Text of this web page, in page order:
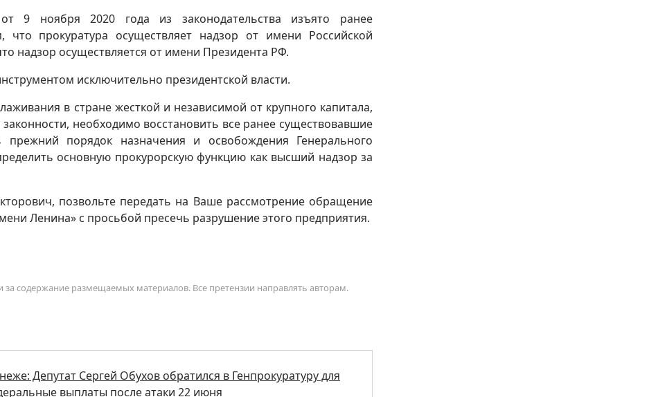
9 ноября 2020 года из законодательства изъято ранее
прокуратура осуществляет надзор от имени Российской
надзор осуществляется от имени Президента РФ.
исключительно президентской власти.
в стране жесткой и независимой от крупного капитала,
необходимо восстановить все ранее существовавшие
порядок назначения и освобождения Генерального
основную прокурорскую функцию как высший надзор за
позвольте передать на Ваше рассмотрение обращение
Ленина» с просьбой пресечь разрушение этого предприятия.
за содержание размещаемых материалов. Все претензии направлять авторам.
Депутат Сергей Обухов обратился в Генпрокуратуру для
выплаты после атаки 22 июня